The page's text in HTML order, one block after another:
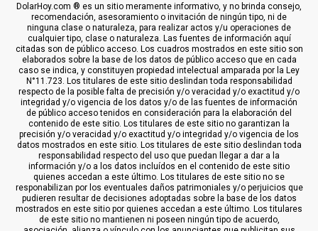
DolarHoy.com ® es un sitio meramente informativo, y no brinda consejo,
recomendación, asesoramiento o invitación de ningún tipo, ni de
ninguna clase o naturaleza, para realizar actos y/u operaciones de
cualquier tipo, clase o naturaleza. Las fuentes de información aquí
citadas son de público acceso. Los cuadros mostrados en este sitio son
elaborados sobre la base de los datos de público acceso que en cada
caso se indica, y constituyen propiedad intelectual amparada por la Ley
N°11.723. Los titulares de este sitio deslindan toda responsabilidad
respecto de la posible falta de precisión y/o veracidad y/o exactitud y/o
integridad y/o vigencia de los datos y/o de las fuentes de información
de público acceso tenidos en consideración para la elaboración del
contenido de este sitio. Los titulares de este sitio no garantizan la
precisión y/o veracidad y/o exactitud y/o integridad y/o vigencia de los
datos mostrados en este sitio. Los titulares de este sitio deslindan toda
responsabilidad respecto del uso que puedan llegar a dar a la
información y/o a los datos incluídos en el contenido de este sitio
quienes accedan a este último. Los titulares de este sitio no se
responabilizan por los eventuales daños patrimoniales y/o perjuicios que
pudieren resultar de decisiones adoptadas sobre la base de los datos
mostrados en este sitio por quienes accedan a este último. Los titulares
de este sitio no mantienen ni poseen ningún tipo de acuerdo,